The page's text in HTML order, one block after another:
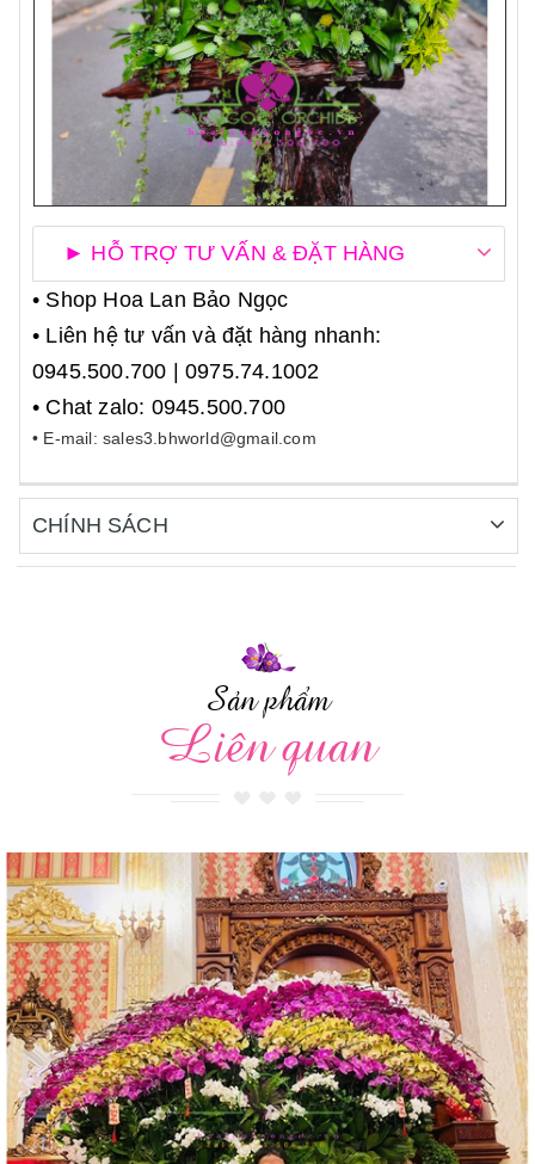
► HỖ TRỢ TƯ VẤN & ĐẶT HÀNG
• Shop Hoa Lan Bảo Ngọc
• Liên hệ tư vấn và đặt hàng nhanh:
0945.500.700 | 0975.74.1002
• Chat zalo: 0945.500.700
• E-mail: sales3.bhworld@gmail.com
CHÍNH SÁCH
Sản phẩm
Liên quan